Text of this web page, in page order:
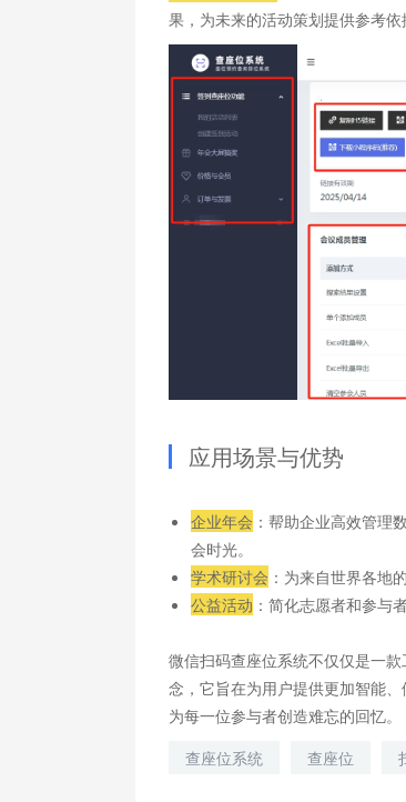
果，为未来的活动策划提供参考依
应用场景与优势
企业年会 ：帮助企业高效管理
会时光。
学术研讨会 ：为来自世界各地
公益活动 ：简化志愿者和参与
微信扫码查座位系统不仅仅是一
念，它旨在为用户提供更加智能
为每一位参与者创造难忘的回忆。
查座位系统
查座位